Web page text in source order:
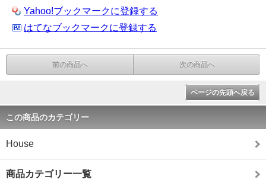
Yahoo!ブックマークに登録する
はてなブックマークに登録する
前の商品へ 次の商品へ
ページの先頭へ戻る
この商品のカテゴリー
House
商品カテゴリー一覧